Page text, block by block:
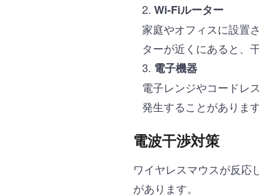
Wi-Fiルーター
家庭やオフィスに設置
ターが近くにあると、
電子機器
電子レンジやコードレ
発生することがあります
電波干渉対策
ワイヤレスマウスが反応
があります。